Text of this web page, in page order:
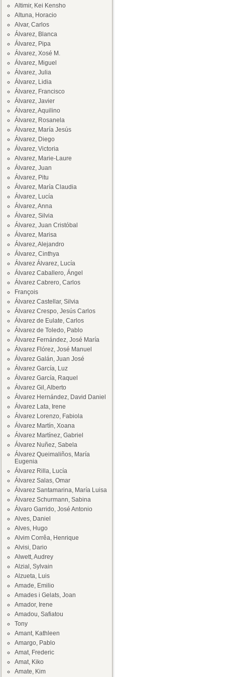
Altimir, Kei Kensho
Altuna, Horacio
Alvar, Carlos
Álvarez, Blanca
Álvarez, Pipa
Álvarez, Xosé M.
Álvarez, Miguel
Álvarez, Julia
Álvarez, Lidia
Álvarez, Francisco
Álvarez, Javier
Álvarez, Aquilino
Álvarez, Rosanela
Álvarez, María Jesús
Álvarez, Diego
Álvarez, Victoria
Alvarez, Marie-Laure
Álvarez, Juan
Álvarez, Pitu
Álvarez, María Claudia
Álvarez, Lucía
Álvarez, Anna
Álvarez, Silvia
Álvarez, Juan Cristóbal
Álvarez, Marisa
Álvarez, Alejandro
Álvarez, Cinthya
Álvarez Álvarez, Lucía
Álvarez Caballero, Ángel
Álvarez Cabrero, Carlos
François
Álvarez Castellar, Silvia
Álvarez Crespo, Jesús Carlos
Álvarez de Eulate, Carlos
Álvarez de Toledo, Pablo
Álvarez Fernández, José María
Álvarez Flórez, José Manuel
Álvarez Galán, Juan José
Álvarez García, Luz
Álvarez García, Raquel
Álvarez Gil, Alberto
Álvarez Hernández, David Daniel
Álvarez Lata, Irene
Álvarez Lorenzo, Fabiola
Álvarez Martín, Xoana
Álvarez Martínez, Gabriel
Álvarez Nuñez, Sabela
Álvarez Queimaliños, María
Eugenia
Álvarez Rilla, Lucía
Álvarez Salas, Omar
Álvarez Santamarina, María Luisa
Álvarez Schurmann, Sabina
Álvaro Garrido, José Antonio
Alves, Daniel
Alves, Hugo
Alvim Corrêa, Henrique
Alvisi, Dario
Alwett, Audrey
Alzial, Sylvain
Alzueta, Luis
Amade, Emilio
Amades i Gelats, Joan
Amador, Irene
Amadou, Safiatou
Tony
Amant, Kathleen
Amargo, Pablo
Amat, Frederic
Amat, Kiko
Amate, Kim